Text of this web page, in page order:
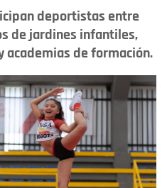
deportistas entre
de jardines infantiles,
academias de formación.